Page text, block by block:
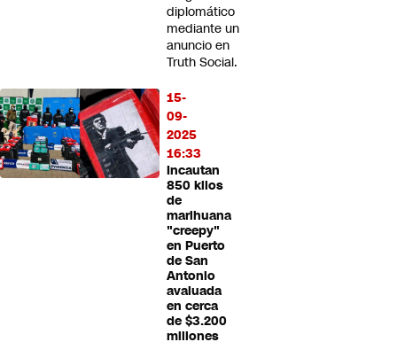
diplomático
mediante un
anuncio en
Truth Social.
15-
09-
2025
16:33
Incautan
850 kilos
de
marihuana
"creepy"
en Puerto
de San
Antonio
avaluada
en cerca
de $3.200
millones